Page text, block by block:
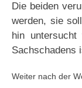
Die beiden
werden, sie
hin untersucht
Sachschadens
Weiter nach der